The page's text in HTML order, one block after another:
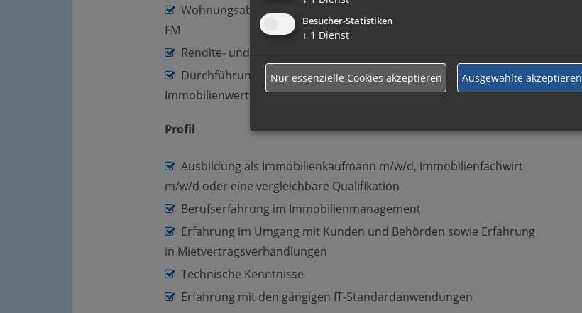
Wohnungsabnahmen und -übergaben in Zusammenarbeit mit dem
FM
Rendite- und Wirtschaftlichkeitsberechnungen für die Immobilien
Durchführung vergleichender Marktanalysen zur Einschätzung des
Immobilienwertes
Profil
Ausbildung als Immobilienkaufmann m/w/d, Immobilienfachwirt
m/w/d oder eine vergleichbare Qualifikation
Berufserfahrung im Immobilienmanagement
Erfahrung im Umgang mit Kunden und Behörden sowie Erfahrung
in Mietvertragsverhandlungen
Technische Kenntnisse
Erfahrung mit den gängigen IT-Standardanwendungen
Besucher-Statistiken
↓ 1 Dienst
Nur essenzielle Cookies akzeptieren Ausgewählte akzeptieren